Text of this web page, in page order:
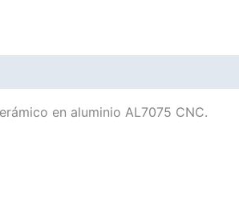
en aluminio AL7075 CNC.